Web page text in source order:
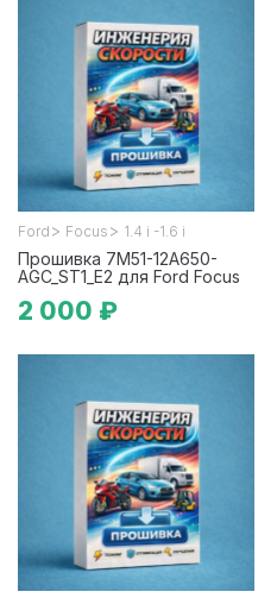
Ford > Focus > 1.4 i -1.6 i
Прошивка 7M51-12A650-
AGC_ST1_E2 для Ford Focus
2 000 ₽